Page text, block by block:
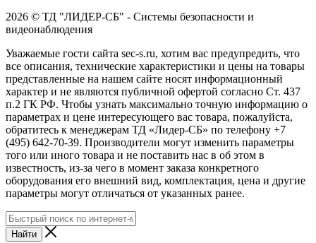
2026 © ТД "ЛИДЕР-СБ" - Системы безопасности и
видеонаблюдения
Уважаемые гости сайта sec-s.ru, хотим вас предупредить, что
все описания, технические характеристики и цены на товары
представленные на нашем сайте носят информационный
характер и не являются публичной офертой согласно Ст. 437
п.2 ГК РФ. Чтобы узнать максимально точную информацию о
параметрах и цене интересующего вас товара, пожалуйста,
обратитесь к менеджерам ТД «Лидер-СБ» по телефону +7
(495) 642-70-39. Производители могут изменить параметры
того или иного товара и не поставить нас в об этом в
известность, из-за чего в момент заказа конкретного
оборудования его внешний вид, комплектация, цена и другие
параметры могут отличаться от указанных ранее.
Найти